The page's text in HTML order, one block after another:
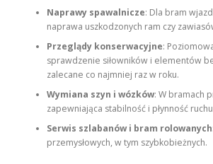
Naprawy spawalnicze: Dla bram
naprawa uszkodzonych ram czy
Przeglądy konserwacyjne:
sprawdzenie siłowników i elementów
zalecane co najmniej raz w roku.
Wymiana szyn i wózków: W bramach
zapewniająca stabilność i płynność
Serwis szlabanów i bram rolowanych
przemysłowych, w tym szybkobieżnych.